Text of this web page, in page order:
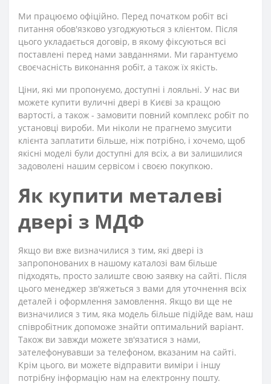
Ми працюємо офіційно. Перед початком робіт всі
питання обов'язково узгоджуються з клієнтом. Після
цього укладається договір, в якому фіксуються всі
поставлені перед нами завданнями. Ми гарантуємо
своєчасність виконання робіт, а також їх якість.
Ціни, які ми пропонуємо, доступні і лояльні. У нас ви
можете купити вуличні двері в Києві за кращою
вартості, а також - замовити повний комплекс робіт по
установці вироби. Ми ніколи не прагнемо змусити
клієнта заплатити більше, ніж потрібно, і хочемо, щоб
якісні моделі були доступні для всіх, а ви залишилися
задоволені нашим сервісом і своєю покупкою.
Як купити металеві
двері з МДФ
Якщо ви вже визначилися з тим, які двері із
запропонованих в нашому каталозі вам більше
підходять, просто залиште свою заявку на сайті. Після
цього менеджер зв'яжеться з вами для уточнення всіх
деталей і оформлення замовлення. Якщо ви ще не
визначилися з тим, яка модель більше підійде вам, наш
співробітник допоможе знайти оптимальний варіант.
Також ви завжди можете зв'язатися з нами,
зателефонувавши за телефоном, вказаним на сайті.
Крім цього, ви можете відправити виміри і іншу
потрібну інформацію нам на електронну пошту.